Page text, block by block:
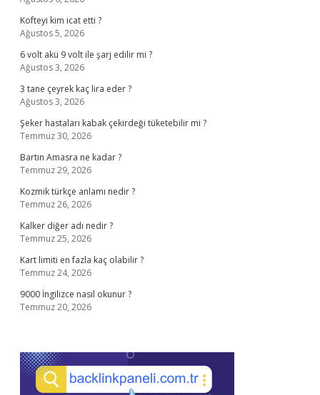
Kofteyi kim icat etti ?
Ağustos 5, 2026
6 volt akü 9 volt ile şarj edilir mi ?
Ağustos 3, 2026
3 tane çeyrek kaç lira eder ?
Ağustos 3, 2026
Şeker hastaları kabak çekirdeği tüketebilir mi ?
Temmuz 30, 2026
Bartın Amasra ne kadar ?
Temmuz 29, 2026
Kozmik türkçe anlamı nedir ?
Temmuz 26, 2026
Kalker diğer adı nedir ?
Temmuz 25, 2026
Kart limiti en fazla kaç olabilir ?
Temmuz 24, 2026
9000 İngilizce nasıl okunur ?
Temmuz 20, 2026